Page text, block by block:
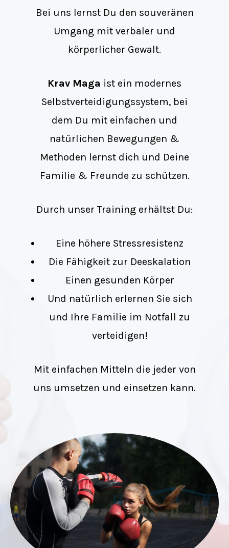
Bei uns lernst Du den souveränen
Umgang mit verbaler und
körperlicher Gewalt.
Krav Maga ist ein modernes
Selbstverteidigungssystem, bei
dem Du mit einfachen und
natürlichen Bewegungen &
Methoden lernst dich und Deine
Familie & Freunde zu schützen.
Durch unser Training erhältst Du:
Eine höhere Stressresistenz
Die Fähigkeit zur Deeskalation
Einen gesunden Körper
Und natürlich erlernen Sie sich
und Ihre Familie im Notfall zu
verteidigen!
Mit einfachen Mitteln die jeder von
uns umsetzen und einsetzen kann.